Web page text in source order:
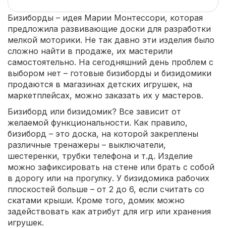
Бизиборды – идея Марии Монтессори, которая
предложила развивающие доски для разработки
мелкой моторики. Не так давно эти изделия было
сложно найти в продаже, их мастерили
самостоятельно. На сегодняшний день проблем с
выбором нет – готовые бизиборды и бизидомики
продаются в магазинах детских игрушек, на
маркетплейсах, можно заказать их у мастеров.
Бизиборд или бизидомик? Все зависит от
желаемой функциональности. Как правило,
бизиборд – это доска, на которой закреплены
различные тренажеры – выключатели,
шестеренки, трубки телефона и т.д. Изделие
можно зафиксировать на стене или брать с собой
в дорогу или на прогулку. У бизидомика рабочих
плоскостей больше – от 2 до 6, если считать со
скатами крыши. Кроме того, домик можно
задействовать как атрибут для игр или хранения
игрушек.